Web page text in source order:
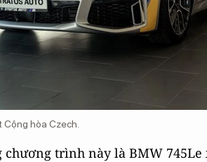
hòa Czech.
chương trình này là BMW